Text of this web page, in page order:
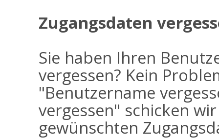
Zugangsdaten
Sie haben Ihren
vergessen? Kein
"Benutzername
vergessen" schicken
gewünschten